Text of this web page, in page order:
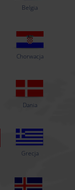
Belgia
Chorwacja
Dania
Grecja